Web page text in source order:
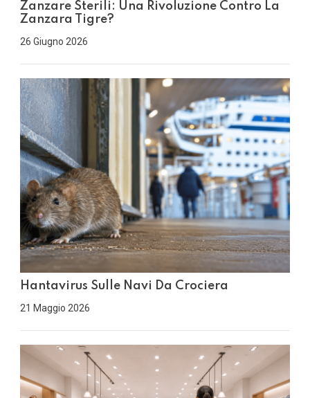
Zanzare Sterili: Una Rivoluzione Contro La
Zanzara Tigre?
26 Giugno 2026
Hantavirus Sulle Navi Da Crociera
21 Maggio 2026